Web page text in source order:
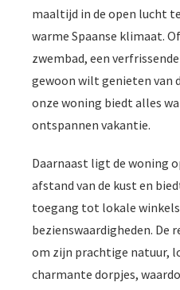
maaltijd in de open lucht
warme Spaanse klimaat.
zwembad, een
gewoon wilt genieten van
onze woning biedt alles
ontspannen vakantie.
Daarnaast ligt de woning
afstand van de kust en
toegang tot lokale
bezienswaardigheden. De
om zijn prachtige natuur,
charmante dorpjes,